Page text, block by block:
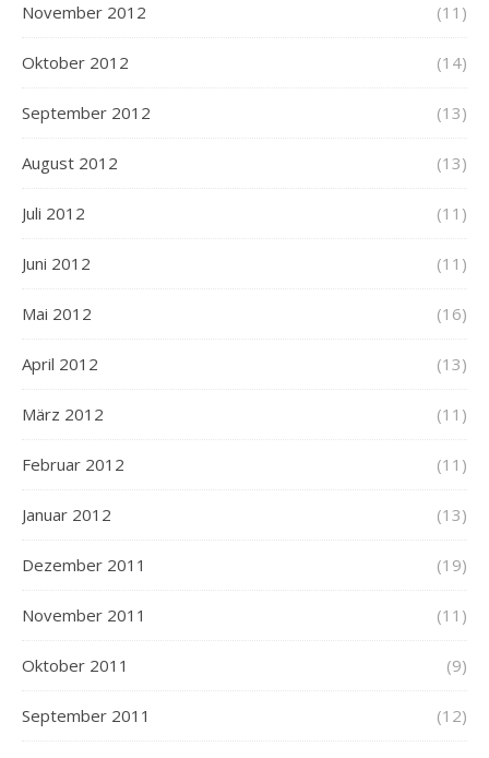
November 2012 (11)
Oktober 2012 (14)
September 2012 (13)
August 2012 (13)
Juli 2012 (11)
Juni 2012 (11)
Mai 2012 (16)
April 2012 (13)
März 2012 (11)
Februar 2012 (11)
Januar 2012 (13)
Dezember 2011 (19)
November 2011 (11)
Oktober 2011 (9)
September 2011 (12)